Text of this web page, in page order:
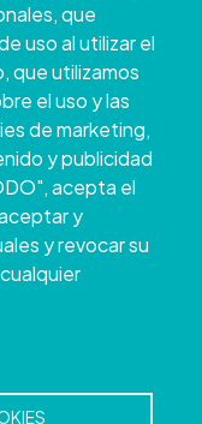
que
uso al utilizar el
que utilizamos
el uso y las
de marketing,
y publicidad
acepta el
y
y revocar su
de
reservados